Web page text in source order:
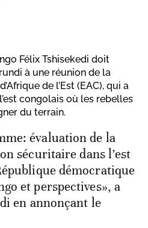
Félix Tshisekedi doit
à une réunion de la
de l’Est (EAC), qui a
congolais où les rebelles
du terrain.
évaluation de la
sécuritaire dans l’est
démocratique
et perspectives», a
en annonçant le